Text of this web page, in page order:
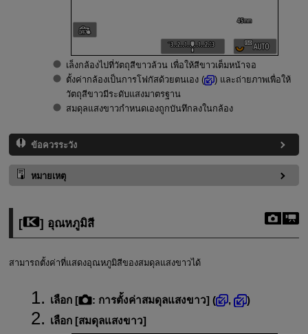
เล็งกล้องไปที่วัตถุสีขาวล้วน เพื่อให้สีขาวเต็มหน้าจอ
ตั้งค่ากล้องเป็นการโฟกัสด้วยตนเอง (
) และถ่ายภาพเพื่อให้
วัตถุสีขาวมีระดับแสงมาตรฐาน
สมดุลแสงขาวกำหนดเองถูกบันทึกลงในกล้อง
ข้อควรระวัง
หมายเหตุ
[ ] อุณหภูมิสี
สามารถตั้งค่าที่แสดงอุณหภูมิสีของสมดุลแสงขาวได้
เลือก [ : การตั้งค่าสมดุลแสงขาว] ( ,
)
เลือก [สมดุลแสงขาว]